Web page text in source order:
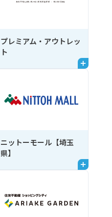
プレミアム・アウトレッ
ト
ニットーモール【埼玉
県】